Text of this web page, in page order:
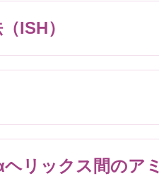
ISH）
リックス間のアミ